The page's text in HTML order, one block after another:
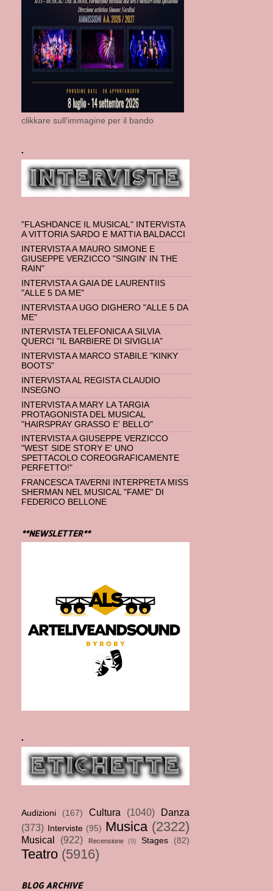
clikkare sull'immagine per il bando
.
"FLASHDANCE IL MUSICAL" INTERVISTA
A VITTORIA SARDO E MATTIA BALDACCI
INTERVISTA A MAURO SIMONE E
GIUSEPPE VERZICCO "SINGIN' IN THE
RAIN"
INTERVISTA A GAIA DE LAURENTIIS
"ALLE 5 DA ME"
INTERVISTA A UGO DIGHERO "ALLE 5 DA
ME"
INTERVISTA TELEFONICA A SILVIA
QUERCI "IL BARBIERE DI SIVIGLIA"
INTERVISTA A MARCO STABILE "KINKY
BOOTS"
INTERVISTA AL REGISTA CLAUDIO
INSEGNO
INTERVISTA A MARY LA TARGIA
PROTAGONISTA DEL MUSICAL
"HAIRSPRAY GRASSO E' BELLO"
INTERVISTA A GIUSEPPE VERZICCO
"WEST SIDE STORY E' UNO
SPETTACOLO COREOGRAFICAMENTE
PERFETTO!"
FRANCESCA TAVERNI INTERPRETA MISS
SHERMAN NEL MUSICAL "FAME" DI
FEDERICO BELLONE
**NEWSLETTER**
.
Audizioni (167) Cultura (1040)
Danza
(373)
Interviste (95) Musica (2322)
Musical (922) Recensione (9) Stages (82)
Teatro (5916)
BLOG ARCHIVE